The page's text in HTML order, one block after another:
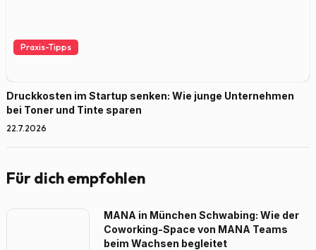
Praxis-Tipps
Druckkosten im Startup senken: Wie junge Unternehmen
bei Toner und Tinte sparen
22.7.2026
Für dich empfohlen
MANA in München Schwabing: Wie der
Coworking-Space von MANA Teams
beim Wachsen begleitet